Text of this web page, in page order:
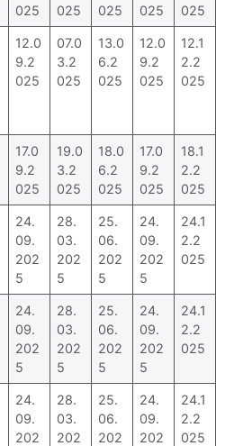
025
025
025
025
025
12.0
9.2
025
07.0
3.2
025
13.0
6.2
025
12.0
9.2
025
12.1
2.2
025
17.0
9.2
025
19.0
3.2
025
18.0
6.2
025
17.0
9.2
025
18.1
2.2
025
24.
09.
202
5
28.
03.
202
5
25.
06.
202
5
24.
09.
202
5
24.1
2.2
025
24.
09.
202
5
28.
03.
202
5
25.
06.
202
5
24.
09.
202
5
24.1
2.2
025
24.
09.
202
28.
03.
202
25.
06.
202
24.
09.
202
24.1
2.2
025